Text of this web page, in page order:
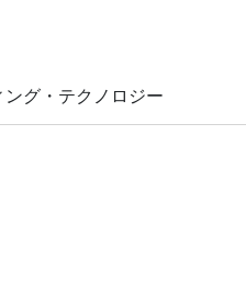
ング・テクノロジー